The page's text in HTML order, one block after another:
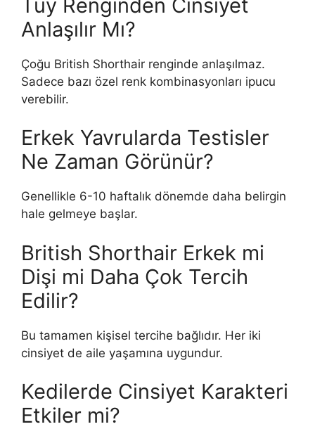
Tüy Renginden Cinsiyet
Anlaşılır Mı?
Çoğu British Shorthair renginde anlaşılmaz.
Sadece bazı özel renk kombinasyonları ipucu
verebilir.
Erkek Yavrularda Testisler
Ne Zaman Görünür?
Genellikle 6-10 haftalık dönemde daha belirgin
hale gelmeye başlar.
British Shorthair Erkek mi
Dişi mi Daha Çok Tercih
Edilir?
Bu tamamen kişisel tercihe bağlıdır. Her iki
cinsiyet de aile yaşamına uygundur.
Kedilerde Cinsiyet Karakteri
Etkiler mi?